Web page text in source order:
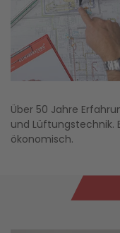
Über 50 Jahre
und Lüftungstechnik.
ökonomisch.